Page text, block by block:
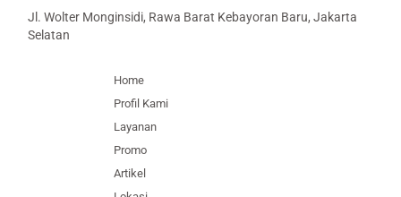
Jl. Wolter Monginsidi, Rawa Barat Kebayoran Baru, Jakarta
Selatan
Home
Profil Kami
Layanan
Promo
Artikel